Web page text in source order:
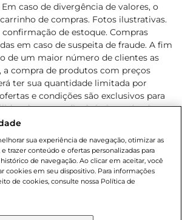
Em caso de divergência de valores, o
de compras. Fotos ilustrativas.
de estoque. Compras
em caso de suspeita de fraude. A fim
de um maior número de clientes as
a compra de produtos com preços
ter sua quantidade limitada por
e condições são exclusivos para
durante o dia de hoje, podendo
prévia notificação. Proibida a venda
81, inciso II (Estatuto da Criança e do
e condições exclusivos para o
sofrer alterações sem aviso
para as compras on-line é de R$
sua experiência de navegação, otimizar as
trazer conteúdo e ofertas personalizadas para
de navegação. Ao clicar em aceitar, você
cookies em seu dispositivo. Para informações
de cookies, consulte nossa Política de